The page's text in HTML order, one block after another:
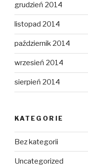
grudzień 2014
listopad 2014
październik 2014
wrzesień 2014
sierpień 2014
KATEGORIE
Bez kategorii
Uncategorized